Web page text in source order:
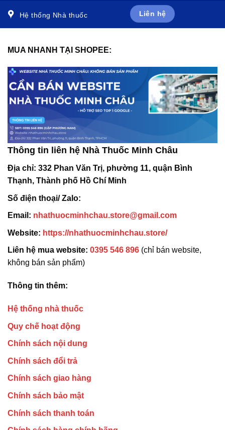
Hệ thống Nhà thuốc Liên hệ
MUA NHANH TẠI SHOPEE:
Thông tin liên hệ Nhà Thuốc Minh Châu
Địa chỉ: 332 Phan Văn Trị, phường 11, quận Bình
Thạnh, Thành phố Hồ Chí Minh
Số điện thoại/ Zalo:
Email: nhathuocminhchau.store@gmail.com
Website: https://nhathuocminhchau.store/
Liên hệ mua website: 0395 546 896 (chỉ bán website,
không bán sản phẩm)
Thông tin thêm:
Hệ thống nhà thuốc
Quy chế hoạt động
Chính sách nội dung
Chính sách đổi trả
Chính sách giao hàng
Chính sách bảo mật
Chính sách thanh toán